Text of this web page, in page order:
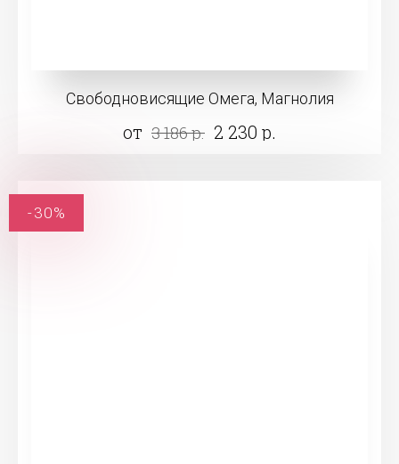
Свободновисящие Омега, Магнолия
от 3 186 р. 2 230 р.
-30%